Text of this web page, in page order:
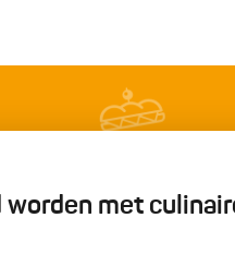
worden met